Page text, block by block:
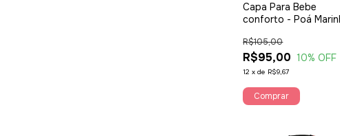
Capa Para Bebe
conforto - Poá
R$95,00
R$105,00
10% OFF
12 xde R$9,67
Comprar